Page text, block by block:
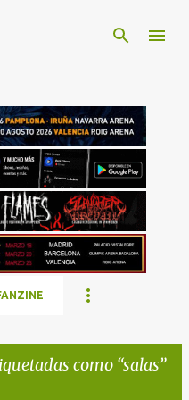
como salas